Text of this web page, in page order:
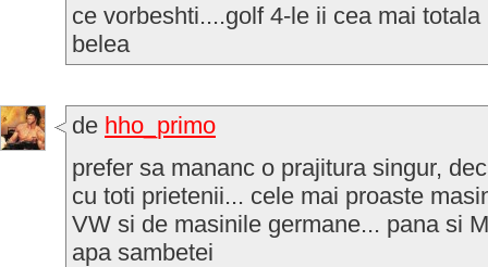
ce vorbeshti....golf 4-le ii cea mai
belea
de hho_primo
prefer sa mananc o prajitura singur,
cu toti prietenii... cele mai proaste
VW si de masinile germane... pana si
apa sambetei